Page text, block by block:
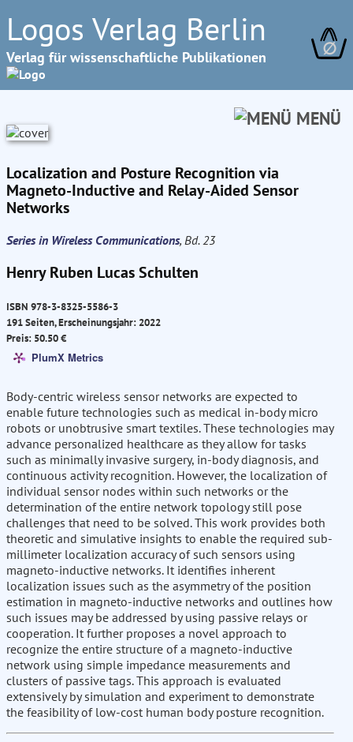
Logos Verlag Berlin
Verlag für wissenschaftliche Publikationen ∅
MENÜ
Localization and Posture Recognition via
Magneto-Inductive and Relay-Aided Sensor
Networks
Series in Wireless Communications, Bd. 23
Henry Ruben Lucas Schulten
ISBN 978-3-8325-5586-3
191 Seiten, Erscheinungsjahr: 2022
Preis: 50.50 €
PlumX Metrics
Body-centric wireless sensor networks are expected to
enable future technologies such as medical in-body micro
robots or unobtrusive smart textiles. These technologies may
advance personalized healthcare as they allow for tasks
such as minimally invasive surgery, in-body diagnosis, and
continuous activity recognition. However, the localization of
individual sensor nodes within such networks or the
determination of the entire network topology still pose
challenges that need to be solved. This work provides both
theoretic and simulative insights to enable the required sub-
millimeter localization accuracy of such sensors using
magneto-inductive networks. It identifies inherent
localization issues such as the asymmetry of the position
estimation in magneto-inductive networks and outlines how
such issues may be addressed by using passive relays or
cooperation. It further proposes a novel approach to
recognize the entire structure of a magneto-inductive
network using simple impedance measurements and
clusters of passive tags. This approach is evaluated
extensively by simulation and experiment to demonstrate
the feasibility of low-cost human body posture recognition.